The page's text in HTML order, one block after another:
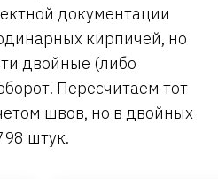
документации
кирпичей, но
двойные (либо
Пересчитаем тот
швов, но в двойных
штук.